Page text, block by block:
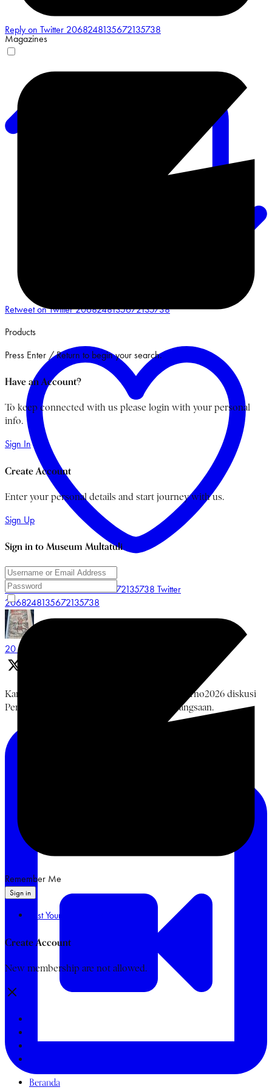
Reply on Twitter 2068248135672135738
Retweet on Twitter 2068248135672135738
Like on Twitter 2068248135672135738 Twitter
2068248135672135738
20 Jun
Kamis, 18 Juni 2026 rangkaian #BulanBungKarno2026 diskusi
Pemikiran Bung Karno, NU, dan Islam Kebangsaan.
Magazines
Products
Press Enter / Return to begin your search.
Have an Account?
To keep connected with us please login with your personal
info.
Sign In
Create Account
Enter your personal details and start journey with us.
Sign Up
Sign in to Museum Multatuli
Remember Me
Sign in
Lost Your Password?
Create Account
New membership are not allowed.
Beranda